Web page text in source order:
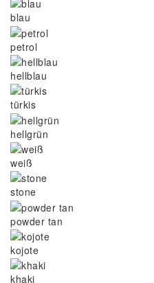
blau
petrol
hellblau
türkis
hellgrün
weiß
stone
powder tan
kojote
khaki